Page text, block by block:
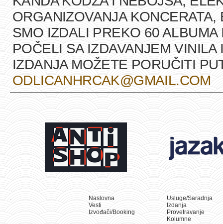
ORGANIZOVANJA
SMO IZDALI PREKO 60
POČELI SA IZDAVANJEM
IZDANJA MOŽETE PORUČITI
ODLICANHRCAK@GMAIL.COM
.
Naslovna
Vesti
Izvođači/Booking
Usluge/Saradnja
Izdanja
Provetravanje
Kolumne